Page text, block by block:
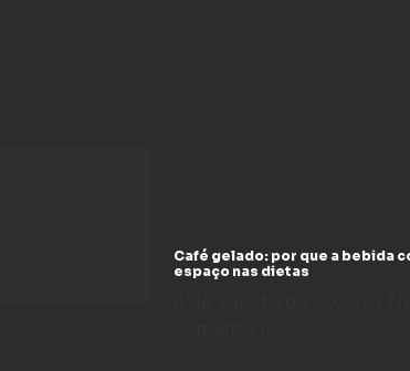
Café gelado: por que a bebida
espaço nas dietas